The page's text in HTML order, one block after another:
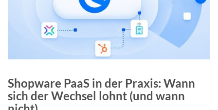
Shopware PaaS in der Praxis: Wann
sich der Wechsel lohnt (und wann